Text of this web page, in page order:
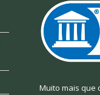
Muito mais que